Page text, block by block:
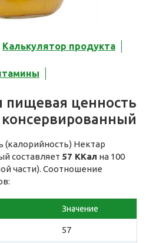
Калькулятор продукта
пищевая ценность
(калорийность) Нектар
составляет 57 ККал на 100
части). Соотношение
Значение
57